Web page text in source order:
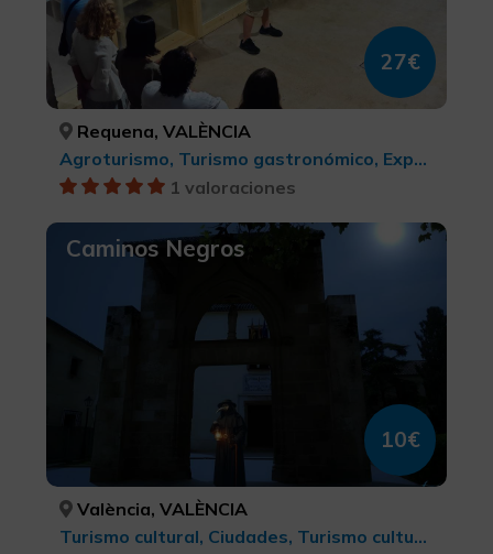
27€
Requena, VALÈNCIA
Agroturismo, Turismo gastronómico, Experiencias Gastronómicas l'Exquisit Mediterrani, Turismo rural, Turismo rural y natural
1 valoraciones
Caminos Negros
10€
València, VALÈNCIA
Turismo cultural, Ciudades, Turismo cultural